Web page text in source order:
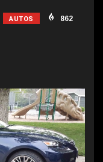
AUTOS 862